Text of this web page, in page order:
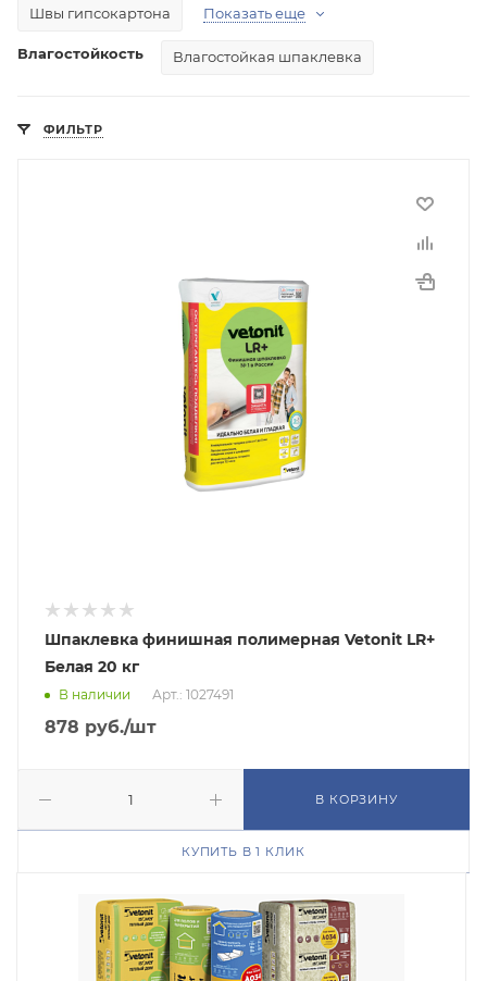
Швы гипсокартона Показать еще
Влагостойкость Влагостойкая шпаклевка
ФИЛЬТР
Шпаклевка финишная полимерная Vetonit LR+
Белая 20 кг
В наличии Арт.: 1027491
878 руб./шт
В КОРЗИНУ
КУПИТЬ В 1 КЛИК